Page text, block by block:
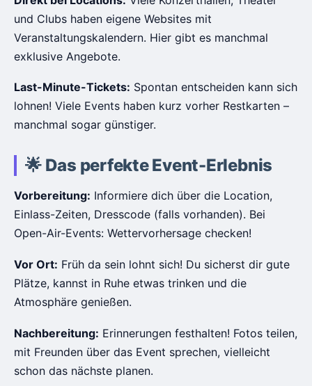
und Clubs haben eigene Websites mit
Veranstaltungskalendern. Hier gibt es manchmal
exklusive Angebote.
Last-Minute-Tickets: Spontan entscheiden kann sich
lohnen! Viele Events haben kurz vorher Restkarten –
manchmal sogar günstiger.
🌟 Das perfekte Event-Erlebnis
Vorbereitung: Informiere dich über die Location,
Einlass-Zeiten, Dresscode (falls vorhanden). Bei
Open-Air-Events: Wettervorhersage checken!
Vor Ort: Früh da sein lohnt sich! Du sicherst dir gute
Plätze, kannst in Ruhe etwas trinken und die
Atmosphäre genießen.
Nachbereitung: Erinnerungen festhalten! Fotos teilen,
mit Freunden über das Event sprechen, vielleicht
schon das nächste planen.